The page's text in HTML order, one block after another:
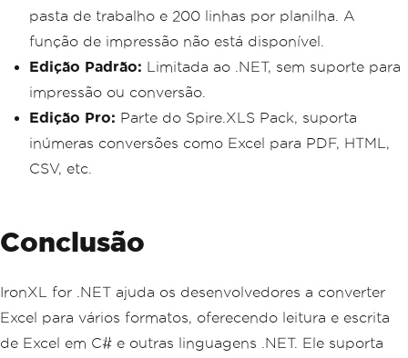
pasta de trabalho e 200 linhas por planilha. A
função de impressão não está disponível.
Edição Padrão: Limitada ao .NET, sem suporte para
impressão ou conversão.
Edição Pro: Parte do Spire.XLS Pack, suporta
inúmeras conversões como Excel para PDF, HTML,
CSV, etc.
Conclusão
IronXL for .NET ajuda os desenvolvedores a converter
Excel para vários formatos, oferecendo leitura e escrita
de Excel em C# e outras linguagens .NET. Ele suporta